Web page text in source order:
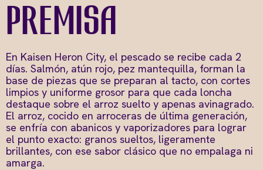
premisa
En Kaisen Heron City, el pescado se recibe cada 2
días. Salmón, atún rojo, pez mantequilla, forman la
base de piezas que se preparan al tacto, con cortes
limpios y uniforme grosor para que cada loncha
destaque sobre el arroz suelto y apenas avinagrado.
El arroz, cocido en arroceras de última generación,
se enfría con abanicos y vaporizadores para lograr
el punto exacto: granos sueltos, ligeramente
brillantes, con ese sabor clásico que no empalaga ni
amarga.